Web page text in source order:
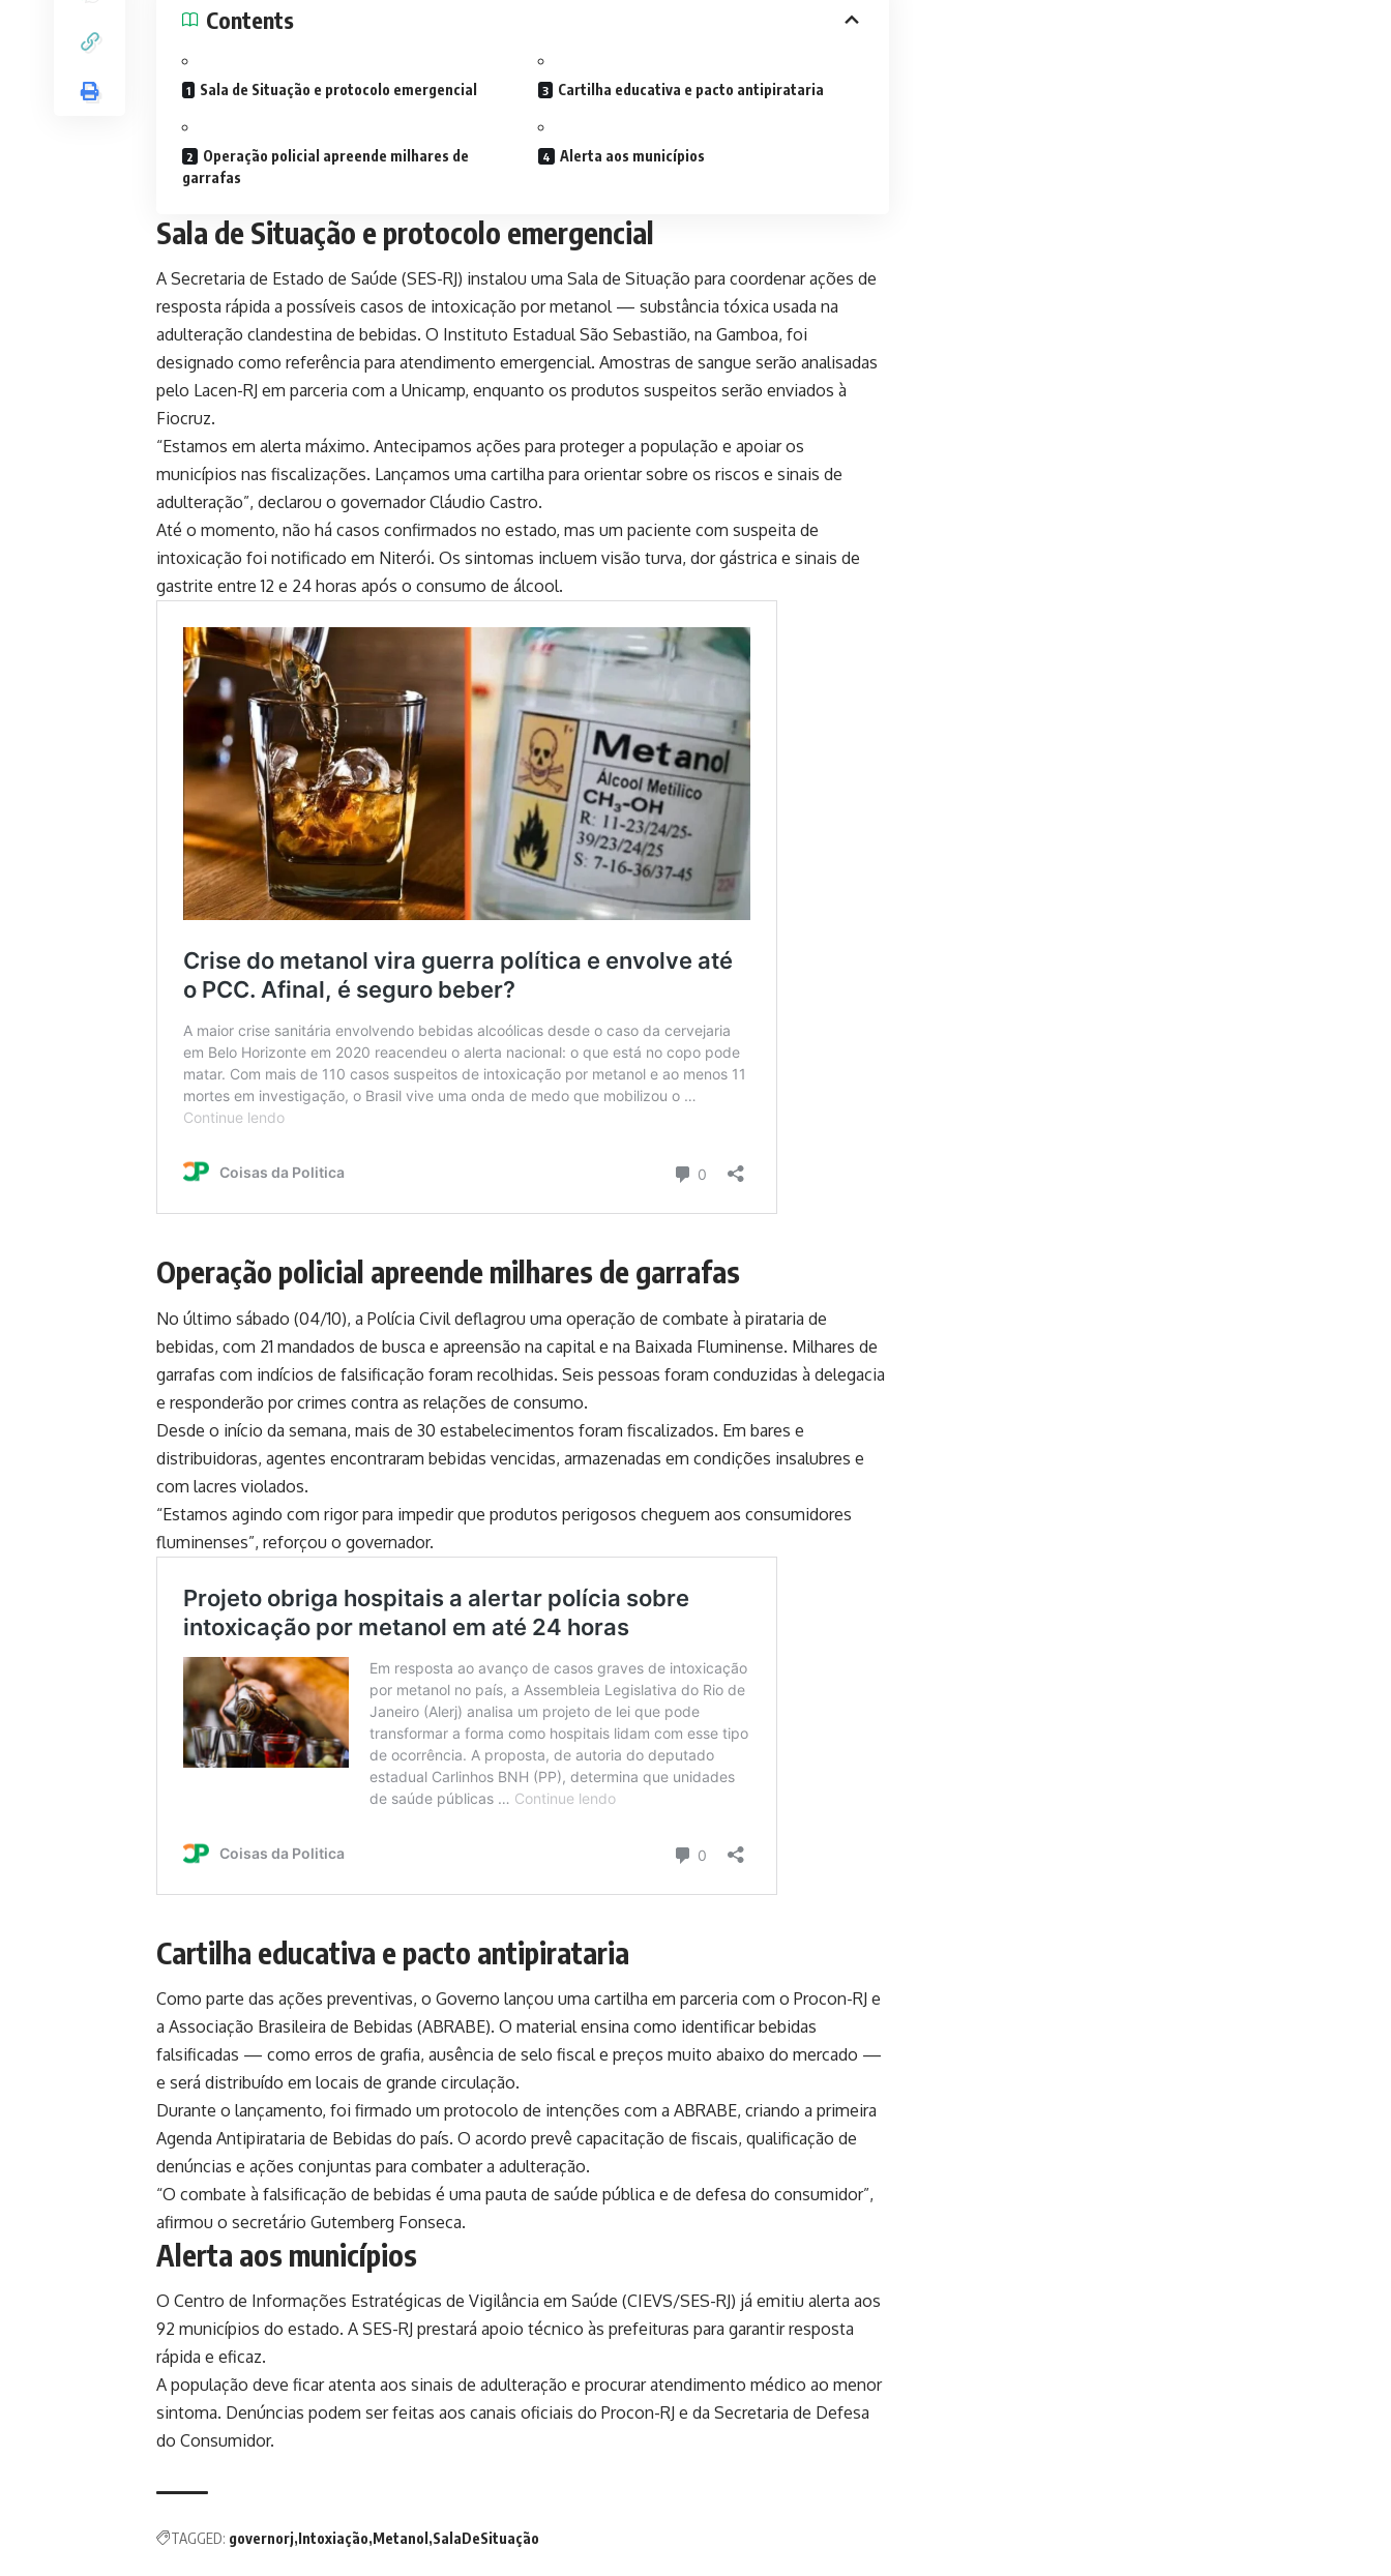
Contents
Sala de Situação e protocolo emergencial
Operação policial apreende milhares de
garrafas
Cartilha educativa e pacto antipirataria
Alerta aos municípios
Sala de Situação e protocolo emergencial
A Secretaria de Estado de Saúde (SES-RJ) instalou uma Sala de Situação para coordenar ações de
resposta rápida a possíveis casos de intoxicação por metanol — substância tóxica usada na
adulteração clandestina de bebidas. O Instituto Estadual São Sebastião, na Gamboa, foi
designado como referência para atendimento emergencial. Amostras de sangue serão analisadas
pelo Lacen-RJ em parceria com a Unicamp, enquanto os produtos suspeitos serão enviados à
Fiocruz.
“Estamos em alerta máximo. Antecipamos ações para proteger a população e apoiar os
municípios nas fiscalizações. Lançamos uma cartilha para orientar sobre os riscos e sinais de
adulteração”, declarou o governador Cláudio Castro.
Até o momento, não há casos confirmados no estado, mas um paciente com suspeita de
intoxicação foi notificado em Niterói. Os sintomas incluem visão turva, dor gástrica e sinais de
gastrite entre 12 e 24 horas após o consumo de álcool.
Operação policial apreende milhares de garrafas
No último sábado (04/10), a Polícia Civil deflagrou uma operação de combate à pirataria de
bebidas, com 21 mandados de busca e apreensão na capital e na Baixada Fluminense. Milhares de
garrafas com indícios de falsificação foram recolhidas. Seis pessoas foram conduzidas à delegacia
e responderão por crimes contra as relações de consumo.
Desde o início da semana, mais de 30 estabelecimentos foram fiscalizados. Em bares e
distribuidoras, agentes encontraram bebidas vencidas, armazenadas em condições insalubres e
com lacres violados.
“Estamos agindo com rigor para impedir que produtos perigosos cheguem aos consumidores
fluminenses”, reforçou o governador.
Cartilha educativa e pacto antipirataria
Como parte das ações preventivas, o Governo lançou uma cartilha em parceria com o Procon-RJ e
a Associação Brasileira de Bebidas (ABRABE). O material ensina como identificar bebidas
falsificadas — como erros de grafia, ausência de selo fiscal e preços muito abaixo do mercado —
e será distribuído em locais de grande circulação.
Durante o lançamento, foi firmado um protocolo de intenções com a ABRABE, criando a primeira
Agenda Antipirataria de Bebidas do país. O acordo prevê capacitação de fiscais, qualificação de
denúncias e ações conjuntas para combater a adulteração.
“O combate à falsificação de bebidas é uma pauta de saúde pública e de defesa do consumidor”,
afirmou o secretário Gutemberg Fonseca.
Alerta aos municípios
O Centro de Informações Estratégicas de Vigilância em Saúde (CIEVS/SES-RJ) já emitiu alerta aos
92 municípios do estado. A SES-RJ prestará apoio técnico às prefeituras para garantir resposta
rápida e eficaz.
A população deve ficar atenta aos sinais de adulteração e procurar atendimento médico ao menor
sintoma. Denúncias podem ser feitas aos canais oficiais do Procon-RJ e da Secretaria de Defesa
do Consumidor.
TAGGED: governorj Intoxiação Metanol SalaDeSituação